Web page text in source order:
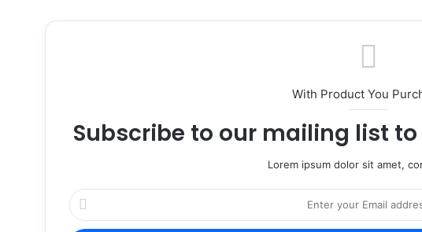
With Product You
Subscribe to our mailing list
Lorem ipsum dolor sit amet,
Enter
your
Email